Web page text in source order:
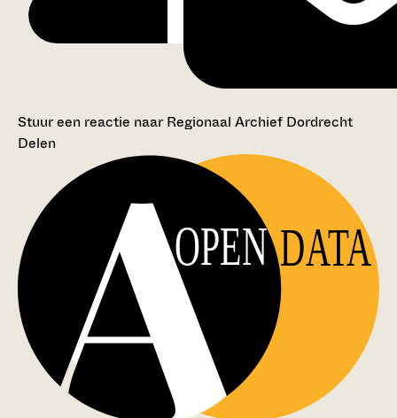
Stuur een reactie naar Regionaal Archief Dordrecht
Delen
OPEN DATA